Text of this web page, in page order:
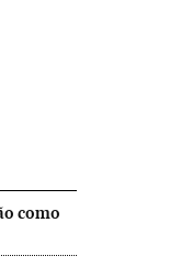
como